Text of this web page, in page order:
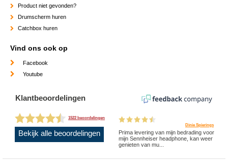
Product niet gevonden?
Drumscherm huren
Catchbox huren
Vind ons ook op
Facebook
Youtube
Klantbeoordelingen
1522 beoordelingen
Bekijk alle beoordelingen
Dinie Spierings
Prima levering van mijn bedrading voor
mijn Sennheiser headphone, kan weer
genieten van mu...